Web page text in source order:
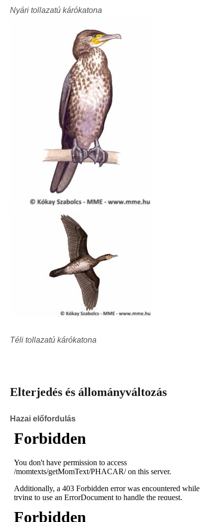
Nyári tollazatú kárókatona
Téli tollazatú kárókatona
Elterjedés és állományváltozás
Hazai előfordulás